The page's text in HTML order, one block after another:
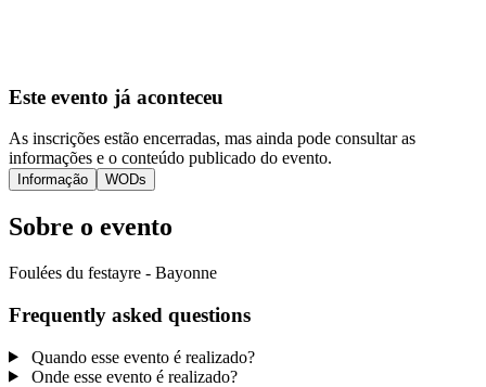
Este evento já aconteceu
As inscrições estão encerradas, mas ainda pode consultar as
informações e o conteúdo publicado do evento.
Informação WODs
Sobre o evento
Foulées du festayre - Bayonne
Frequently asked questions
Quando esse evento é realizado?
Onde esse evento é realizado?